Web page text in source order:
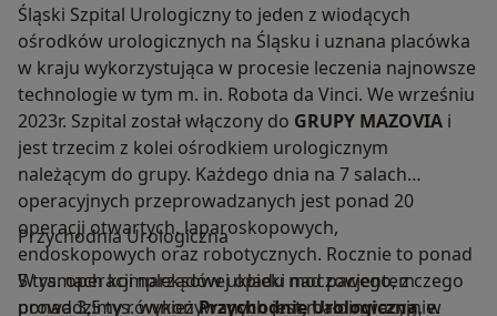
Śląski Szpital Urologiczny to jeden z wiodących
ośrodków urologicznych na Śląsku i uznana placówka
w kraju wykorzystująca w procesie leczenia najnowsze
technologie w tym m. in. Robota da Vinci. We wrześniu
2023r. Szpital został włączony do GRUPY MAZOVIA i
jest trzecim z kolei ośrodkiem urologicznym
należącym do grupy. Każdego dnia na 7 salach
operacyjnych przeprowadzanych jest ponad 20
operacji otwartych, laparoskopowych,
endoskopowych oraz robotycznych. Rocznie to ponad
5 tys. operacji narządów układu moczowego, z czego
ponad 3,5 tys. wykonywanych jest małoinwazyjnie.
Przychodnia Urologiczna
W ramach kompleksowej opieki nad pacjentem
prowadzimy równieżPrzychodnię Urologiczną, w